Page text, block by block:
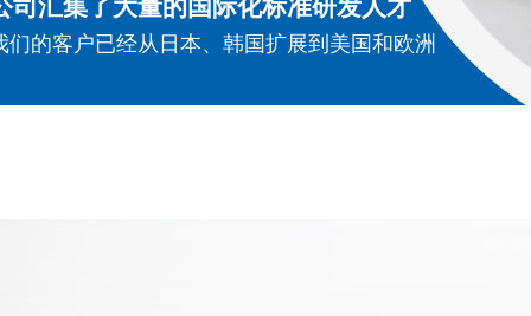
司汇集了大量的国际化标准研发人才
们的客户已经从日本、韩国扩展到美国和欧洲